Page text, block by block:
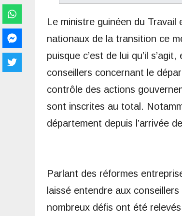
Le ministre guinéen du
nationaux de la transition ce
puisque c’est de lui qu’il
conseillers concernant le
contrôle des actions
sont inscrites au total.
département depuis l’arrivée
Parlant des réformes
laissé entendre aux
nombreux défis ont été